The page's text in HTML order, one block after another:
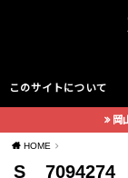
このサイトについて
岡
HOME
S__7094274